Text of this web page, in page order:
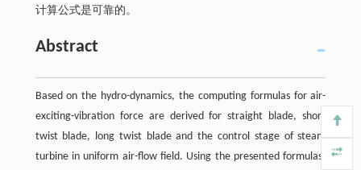
计算公式是可靠的。
Abstract
Based on the hydro-dynamics, the computing formulas for air-
exciting-vibration force are derived for straight blade, short
twist blade, long twist blade and the control stage of steam
turbine in uniform air-flow field. Using the presented formulas,